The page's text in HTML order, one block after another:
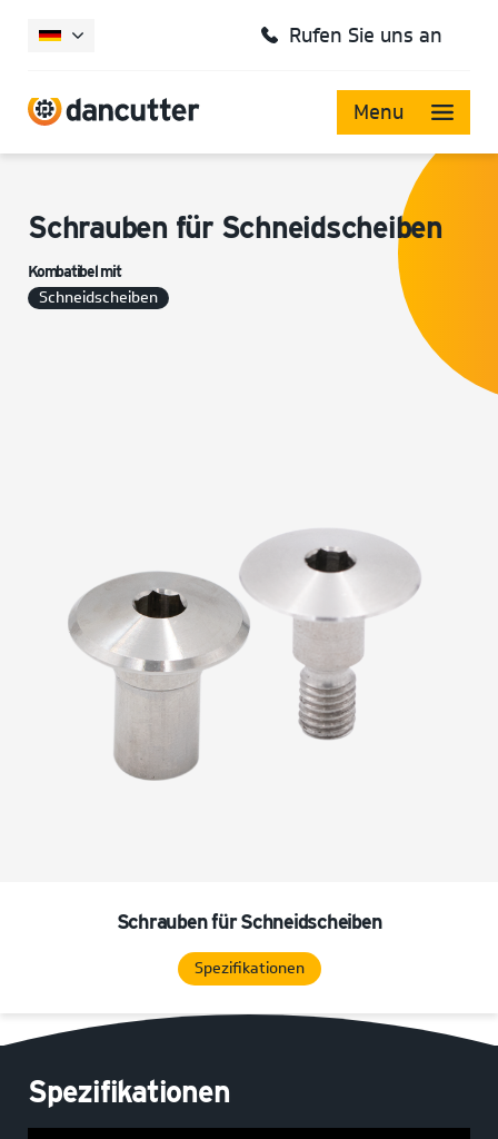
Rufen Sie uns an
Menu
Schrauben für Schneidscheiben
Kombatibel mit
Schneidscheiben
Schrauben für Schneidscheiben
Spezifikationen
Spezifikationen